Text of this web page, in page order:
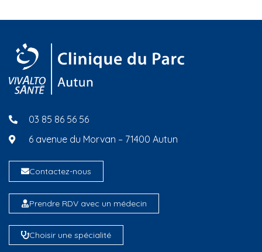
03 85 86 56 56
6 avenue du Morvan – 71400 Autun
Contactez-nous
Prendre RDV avec un médecin
Choisir une spécialité